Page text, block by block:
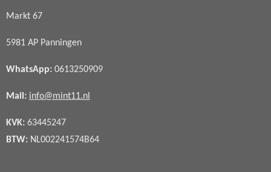
Markt 67
5981 AP Panningen
WhatsApp: 0613250909
Mail: info@mint11.nl
KVK: 63445247
BTW: NL002241574B64